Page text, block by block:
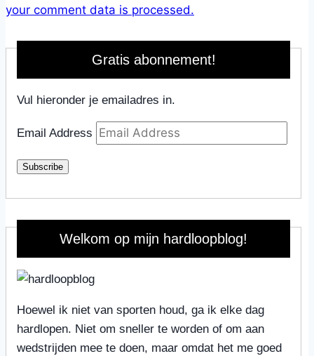
your comment data is processed.
Gratis abonnement!
Vul hieronder je emailadres in.
Email Address
Subscribe
Welkom op mijn hardloopblog!
Hoewel ik niet van sporten houd, ga ik elke dag
hardlopen. Niet om sneller te worden of om aan
wedstrijden mee te doen, maar omdat het me goed